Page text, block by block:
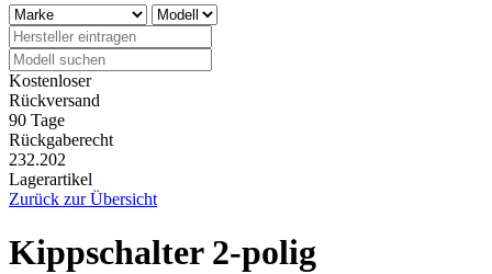
Kostenloser
Rückversand
90 Tage
Rückgaberecht
232.202
Lagerartikel
Zurück zur Übersicht
Kippschalter 2-polig